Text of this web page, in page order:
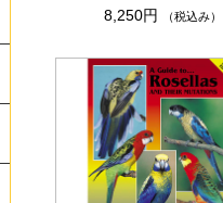
8,250円
（税込み）